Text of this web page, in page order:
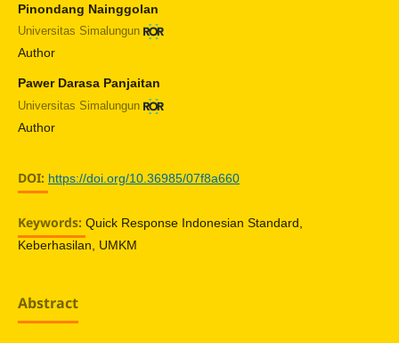
Pinondang Nainggolan
Universitas Simalungun
Author
Pawer Darasa Panjaitan
Universitas Simalungun
Author
DOI: https://doi.org/10.36985/07f8a660
Keywords: Quick Response Indonesian Standard,
Keberhasilan, UMKM
Abstract